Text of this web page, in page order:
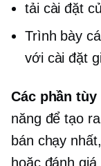
tải cài đặt
Trình bày
với cài đặt
Các phần tùy
năng để tạo
bán chạy
hoặc đánh